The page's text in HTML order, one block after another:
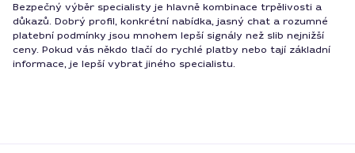
Bezpečný výběr specialisty je hlavně kombinace trpělivosti a
důkazů. Dobrý profil, konkrétní nabídka, jasný chat a rozumné
platební podmínky jsou mnohem lepší signály než slib nejnižší
ceny. Pokud vás někdo tlačí do rychlé platby nebo tají základní
informace, je lepší vybrat jiného specialistu.